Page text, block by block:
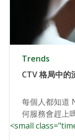
Trends
CTV 格局中的
每個人都知道
何服務會趕上
<small